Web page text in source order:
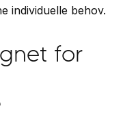
individuelle behov.
for